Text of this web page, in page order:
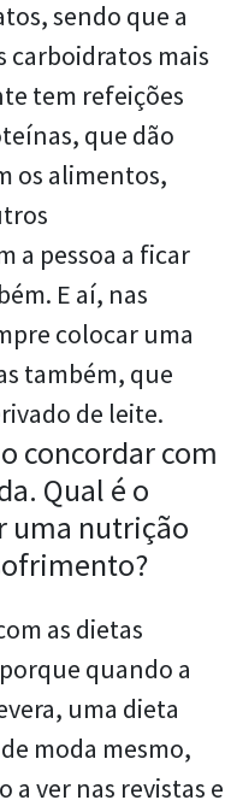
sendo que a
carboidratos mais
tem refeições
que dão
os alimentos,
a pessoa a ficar
E aí, nas
colocar uma
também, que
de leite.
concordar com
Qual é o
uma nutrição
as dietas
quando a
uma dieta
moda mesmo,
a ver nas revistas e